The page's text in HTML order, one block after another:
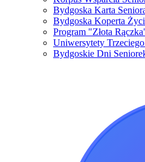
Bydgoska Karta
Bydgoska Koperta
Program "Złota
Uniwersytety
Bydgoskie Dni